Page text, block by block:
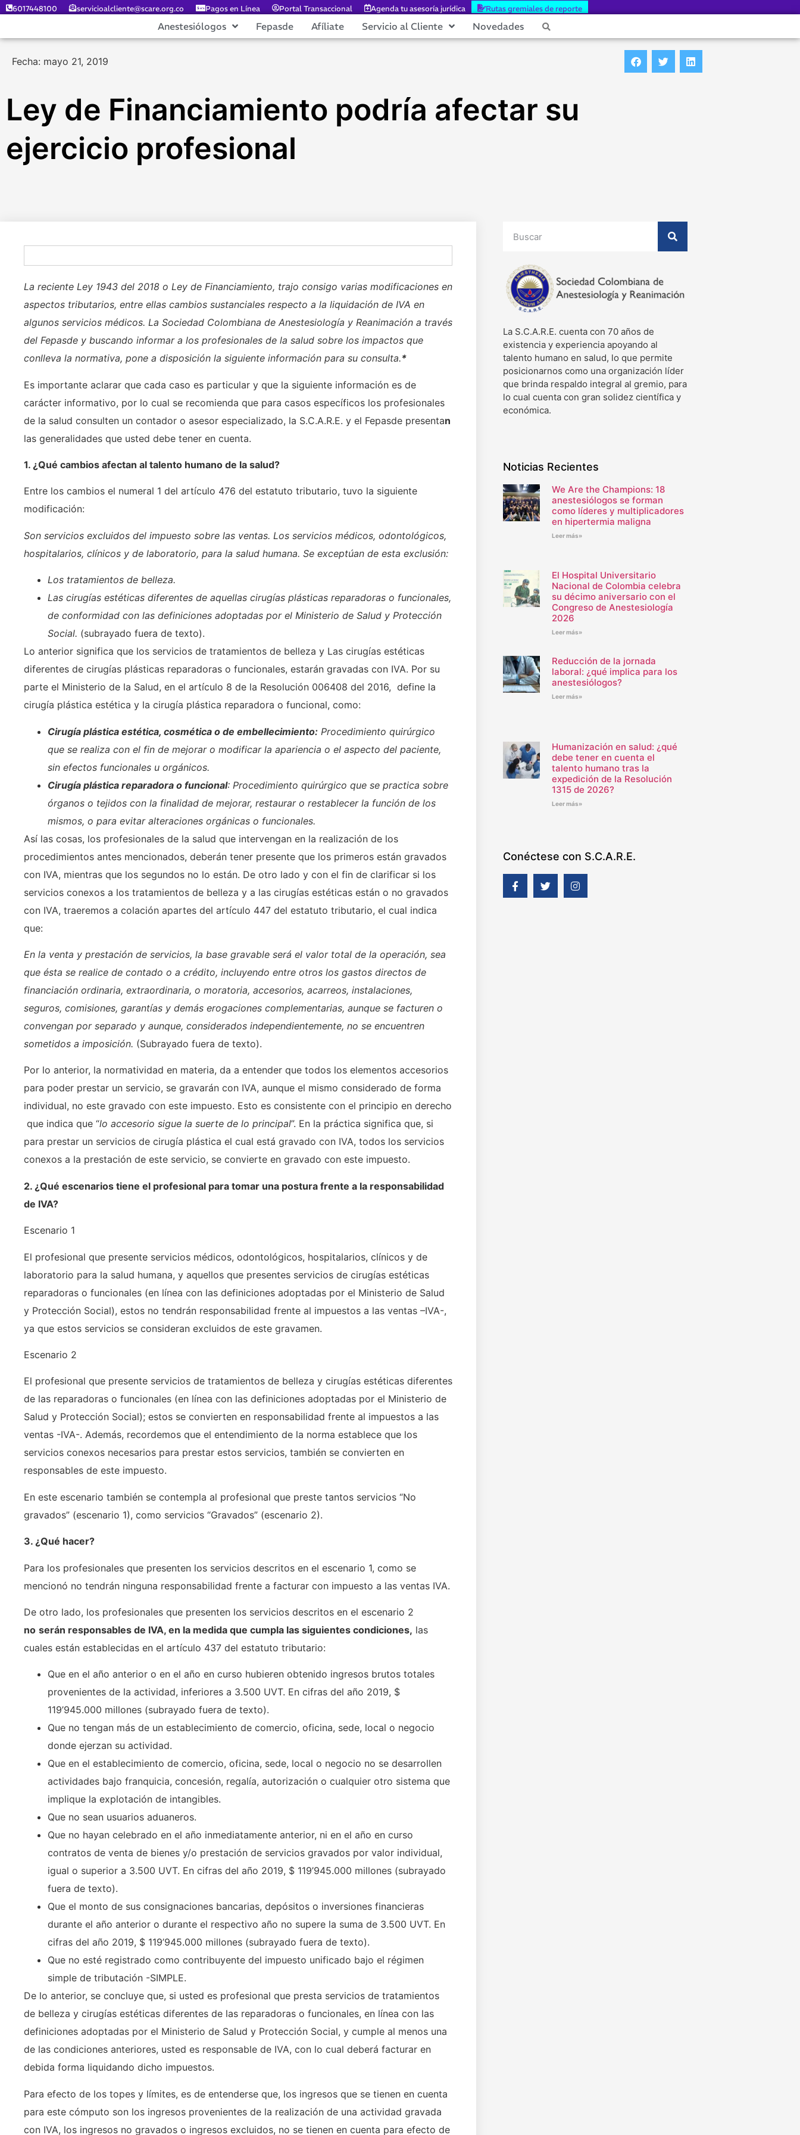
6017448100 servicioalcliente@scare.org.co Pagos en Línea Portal Transaccional Agenda tu asesoría jurídica Rutas gremiales de reporte
Anestesiólogos Fepasde Afíliate Servicio al Cliente Novedades
Fecha: mayo 21, 2019
Ley de Financiamiento podría afectar su
ejercicio profesional
La reciente Ley 1943 del 2018 o Ley de Financiamiento, trajo consigo varias modificaciones en
aspectos tributarios, entre ellas cambios sustanciales respecto a la liquidación de IVA en
algunos servicios médicos. La Sociedad Colombiana de Anestesiología y Reanimación a través
del Fepasde y buscando informar a los profesionales de la salud sobre los impactos que
conlleva la normativa, pone a disposición la siguiente información para su consulta.*
Es importante aclarar que cada caso es particular y que la siguiente información es de
carácter informativo, por lo cual se recomienda que para casos específicos los profesionales
de la salud consulten un contador o asesor especializado, la S.C.A.R.E. y el Fepasde presentan
las generalidades que usted debe tener en cuenta.
1. ¿Qué cambios afectan al talento humano de la salud?
Entre los cambios el numeral 1 del artículo 476 del estatuto tributario, tuvo la siguiente
modificación:
Son servicios excluidos del impuesto sobre las ventas. Los servicios médicos, odontológicos,
hospitalarios, clínicos y de laboratorio, para la salud humana. Se exceptúan de esta exclusión:
Los tratamientos de belleza.
Las cirugías estéticas diferentes de aquellas cirugías plásticas reparadoras o funcionales,
de conformidad con las definiciones adoptadas por el Ministerio de Salud y Protección
Social. (subrayado fuera de texto).
Lo anterior significa que los servicios de tratamientos de belleza y Las cirugías estéticas
diferentes de cirugías plásticas reparadoras o funcionales, estarán gravadas con IVA. Por su
parte el Ministerio de la Salud, en el artículo 8 de la Resolución 006408 del 2016, define la
cirugía plástica estética y la cirugía plástica reparadora o funcional, como:
Cirugía plástica estética, cosmética o de embellecimiento: Procedimiento quirúrgico
que se realiza con el fin de mejorar o modificar la apariencia o el aspecto del paciente,
sin efectos funcionales u orgánicos.
Cirugía plástica reparadora o funcional: Procedimiento quirúrgico que se practica sobre
órganos o tejidos con la finalidad de mejorar, restaurar o restablecer la función de los
mismos, o para evitar alteraciones orgánicas o funcionales.
Así las cosas, los profesionales de la salud que intervengan en la realización de los
procedimientos antes mencionados, deberán tener presente que los primeros están gravados
con IVA, mientras que los segundos no lo están. De otro lado y con el fin de clarificar si los
servicios conexos a los tratamientos de belleza y a las cirugías estéticas están o no gravados
con IVA, traeremos a colación apartes del artículo 447 del estatuto tributario, el cual indica
que:
En la venta y prestación de servicios, la base gravable será el valor total de la operación, sea
que ésta se realice de contado o a crédito, incluyendo entre otros los gastos directos de
financiación ordinaria, extraordinaria, o moratoria, accesorios, acarreos, instalaciones,
seguros, comisiones, garantías y demás erogaciones complementarias, aunque se facturen o
convengan por separado y aunque, considerados independientemente, no se encuentren
sometidos a imposición. (Subrayado fuera de texto).
Por lo anterior, la normatividad en materia, da a entender que todos los elementos accesorios
para poder prestar un servicio, se gravarán con IVA, aunque el mismo considerado de forma
individual, no este gravado con este impuesto. Esto es consistente con el principio en derecho
que indica que “lo accesorio sigue la suerte de lo principal”. En la práctica significa que, si
para prestar un servicios de cirugía plástica el cual está gravado con IVA, todos los servicios
conexos a la prestación de este servicio, se convierte en gravado con este impuesto.
2. ¿Qué escenarios tiene el profesional para tomar una postura frente a la responsabilidad
de IVA?
Escenario 1
El profesional que presente servicios médicos, odontológicos, hospitalarios, clínicos y de
laboratorio para la salud humana, y aquellos que presentes servicios de cirugías estéticas
reparadoras o funcionales (en línea con las definiciones adoptadas por el Ministerio de Salud
y Protección Social), estos no tendrán responsabilidad frente al impuestos a las ventas –IVA-,
ya que estos servicios se consideran excluidos de este gravamen.
Escenario 2
El profesional que presente servicios de tratamientos de belleza y cirugías estéticas diferentes
de las reparadoras o funcionales (en línea con las definiciones adoptadas por el Ministerio de
Salud y Protección Social); estos se convierten en responsabilidad frente al impuestos a las
ventas -IVA-. Además, recordemos que el entendimiento de la norma establece que los
servicios conexos necesarios para prestar estos servicios, también se convierten en
responsables de este impuesto.
En este escenario también se contempla al profesional que preste tantos servicios “No
gravados” (escenario 1), como servicios “Gravados” (escenario 2).
3. ¿Qué hacer?
Para los profesionales que presenten los servicios descritos en el escenario 1, como se
mencionó no tendrán ninguna responsabilidad frente a facturar con impuesto a las ventas IVA.
De otro lado, los profesionales que presenten los servicios descritos en el escenario 2
no serán responsables de IVA, en la medida que cumpla las siguientes condiciones, las
cuales están establecidas en el artículo 437 del estatuto tributario:
Que en el año anterior o en el año en curso hubieren obtenido ingresos brutos totales
provenientes de la actividad, inferiores a 3.500 UVT. En cifras del año 2019, $
119’945.000 millones (subrayado fuera de texto).
Que no tengan más de un establecimiento de comercio, oficina, sede, local o negocio
donde ejerzan su actividad.
Que en el establecimiento de comercio, oficina, sede, local o negocio no se desarrollen
actividades bajo franquicia, concesión, regalía, autorización o cualquier otro sistema que
implique la explotación de intangibles.
Que no sean usuarios aduaneros.
Que no hayan celebrado en el año inmediatamente anterior, ni en el año en curso
contratos de venta de bienes y/o prestación de servicios gravados por valor individual,
igual o superior a 3.500 UVT. En cifras del año 2019, $ 119’945.000 millones (subrayado
fuera de texto).
Que el monto de sus consignaciones bancarias, depósitos o inversiones financieras
durante el año anterior o durante el respectivo año no supere la suma de 3.500 UVT. En
cifras del año 2019, $ 119’945.000 millones (subrayado fuera de texto).
Que no esté registrado como contribuyente del impuesto unificado bajo el régimen
simple de tributación -SIMPLE.
De lo anterior, se concluye que, si usted es profesional que presta servicios de tratamientos
de belleza y cirugías estéticas diferentes de las reparadoras o funcionales, en línea con las
definiciones adoptadas por el Ministerio de Salud y Protección Social, y cumple al menos una
de las condiciones anteriores, usted es responsable de IVA, con lo cual deberá facturar en
debida forma liquidando dicho impuestos.
Para efecto de los topes y límites, es de entenderse que, los ingresos que se tienen en cuenta
para este cómputo son los ingresos provenientes de la realización de una actividad gravada
con IVA, los ingresos no gravados o ingresos excluidos, no se tienen en cuenta para efecto de
La S.C.A.R.E. cuenta con 70 años de
existencia y experiencia apoyando al
talento humano en salud, lo que permite
posicionarnos como una organización líder
que brinda respaldo integral al gremio, para
lo cual cuenta con gran solidez científica y
económica.
Noticias Recientes
We Are the Champions: 18
anestesiólogos se forman
como líderes y multiplicadores
en hipertermia maligna
Leer más»
El Hospital Universitario
Nacional de Colombia celebra
su décimo aniversario con el
Congreso de Anestesiología
2026
Leer más»
Reducción de la jornada
laboral: ¿qué implica para los
anestesiólogos?
Leer más»
Humanización en salud: ¿qué
debe tener en cuenta el
talento humano tras la
expedición de la Resolución
1315 de 2026?
Leer más»
Conéctese con S.C.A.R.E.